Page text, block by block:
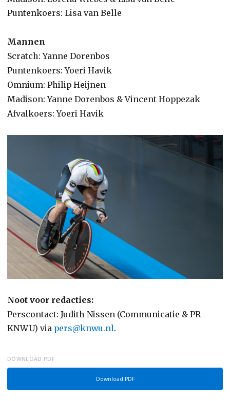
Puntenkoers: Lisa van Belle
Mannen
Scratch: Yanne Dorenbos
Puntenkoers: Yoeri Havik
Omnium: Philip Heijnen
Madison: Yanne Dorenbos & Vincent Hoppezak
Afvalkoers: Yoeri Havik
Noot voor redacties:
Perscontact: Judith Nissen (Communicatie & PR
KNWU) via pers@knwu.nl.
DOWNLOAD PDF
Download PDF